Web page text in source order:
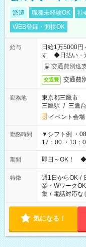
派遣 職種未経験OK 社
WEB登録・面接OK
給与
日給1万5000
す ◆日払い・
も異なります
交通費別途
交通費 交通費
勤務地
東京都三鷹市
三鷹駅 / 三鷹
イベント会場
勤務時間
▼シフト例 ・
17：00 ・13：00～
仕事により勤務
期間 即日～OK！ ◆
特徴 週1日からOK /
業・WワークOK
集 / 電話対応な
気になる！